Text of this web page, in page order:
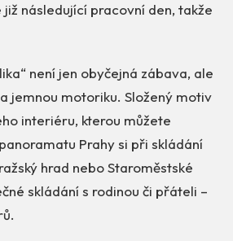
následující pracovní den, takže
není jen obyčejná zábava, ale
jemnou motoriku. Složený motiv
interiéru, kterou můžete
Prahy si při skládání
hrad nebo Staroměstské
skládání s rodinou či přáteli –